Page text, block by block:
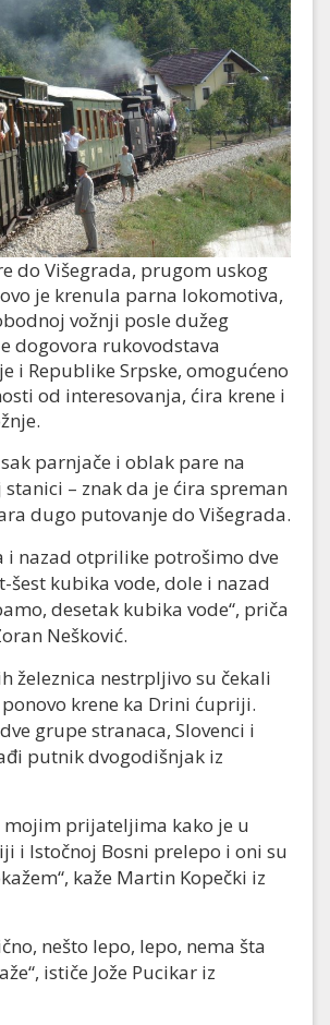
do Višegrada, prugom uskog
je krenula parna lokomotiva,
vožnji posle dužeg
dogovora rukovodstava
i Republike Srpske, omogućeno
od interesovanja, ćira krene i
parnjače i oblak pare na
– znak da je ćira spreman
dugo putovanje do Višegrada.
i nazad otprilike potrošimo dve
šest kubika vode, dole i nazad
desetak kubika vode“, priča
Nešković.
železnica nestrpljivo su čekali
krene ka Drini ćupriji.
grupe stranaca, Slovenci i
putnik dvogodišnjak iz
mojim prijateljima kako je u
i Istočnoj Bosni prelepo i oni su
kaže Martin Kopečki iz
nešto lepo, lepo, nema šta
ističe Jože Pucikar iz